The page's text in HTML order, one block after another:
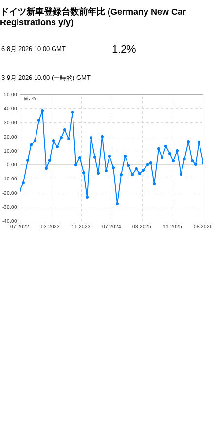
ドイツ新車登録台数前年比 (Germany New Car
Registrations y/y)
6 8月 2026 10:00 GMT 1.2%
3 9月 2026 10:00 (一時的) GMT